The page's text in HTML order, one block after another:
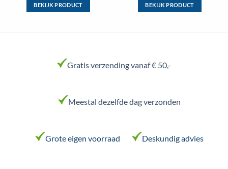
BEKIJK PRODUCT
variaties.
Deze
gekozen
de
productpagina
BEKIJK PRODUCT
gekozen
de
productpagina
Gratis verzending vanaf € 50,-
Meestal dezelfde dag verzonden
Grote eigen voorraad Deskundig advies